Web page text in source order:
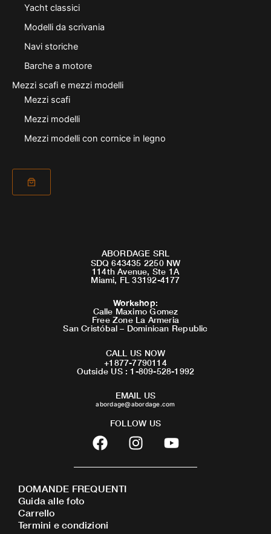
Yacht classici
Modelli da scrivania
Navi storiche
Barche a motore
Mezzi scafi e mezzi modelli
Mezzi scafi
Mezzi modelli
Mezzi modelli con cornice in legno
ABORDAGE SRL
SDQ 643435 2250 NW
114th Avenue, Ste 1A
Miami, FL 33192-4177
Workshop:
Calle Maximo Gomez
Free Zone La Armeria
San Cristóbal – Dominican Republic
CALL US NOW
+1877-7790114
Outside US : 1-809-528-1992
EMAIL US
abordage@abordage.com
FOLLOW US
F
a
c
b
o
I
n
s
Y
o
u
DOMANDE FREQUENTI
Guida alle foto
Carrello
Termini e condizioni